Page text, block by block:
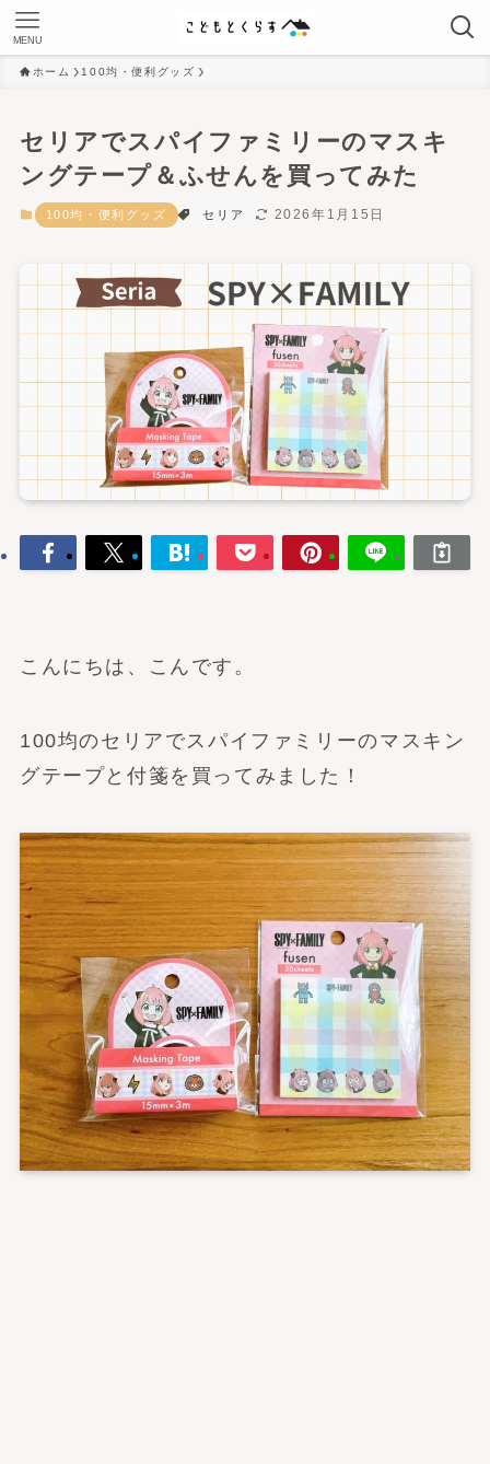
MENU
ホーム 100均・便利グッズ
セリアでスパイファミリーのマスキ
ングテープ＆ふせんを買ってみた
100均・便利グッズ セリア 2026年1月15日
こんにちは、こんです。
100均のセリアでスパイファミリーのマスキン
グテープと付箋を買ってみました！